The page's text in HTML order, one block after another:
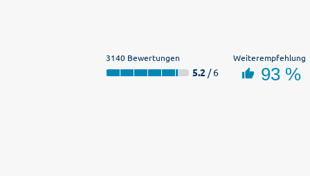
3140 Bewertungen
5.2 / 6
Weiterempfehlung
93 %